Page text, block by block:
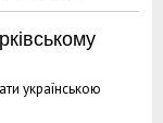
українською